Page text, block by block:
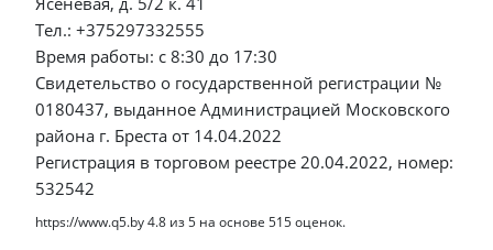
Тел.: +375297332555
Время работы: с 8:30 до 17:30
Свидетельство о государственной регистрации №
0180437, выданное Администрацией Московского
района г. Бреста от 14.04.2022
Регистрация в торговом реестре 20.04.2022, номер:
532542
https://www.q5.by4.8 из5 на основе 515оценок.